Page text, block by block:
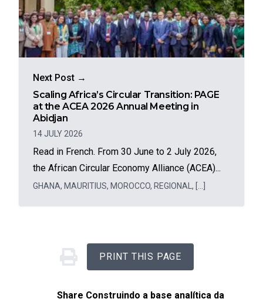
Next Post →
Scaling Africa’s Circular Transition: PAGE
at the ACEA 2026 Annual Meeting in
Abidjan
14 JULY 2026
Read in French. From 30 June to 2 July 2026,
the African Circular Economy Alliance (ACEA)...
GHANA, MAURITIUS, MOROCCO, REGIONAL, [...]
PRINT THIS PAGE
Share Construindo a base analítica da